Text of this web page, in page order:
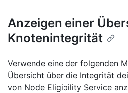
Anzeigen einer
Knotenintegrität
Verwende eine der folgenden
Übersicht über die Integrität
von Node Eligibility Service